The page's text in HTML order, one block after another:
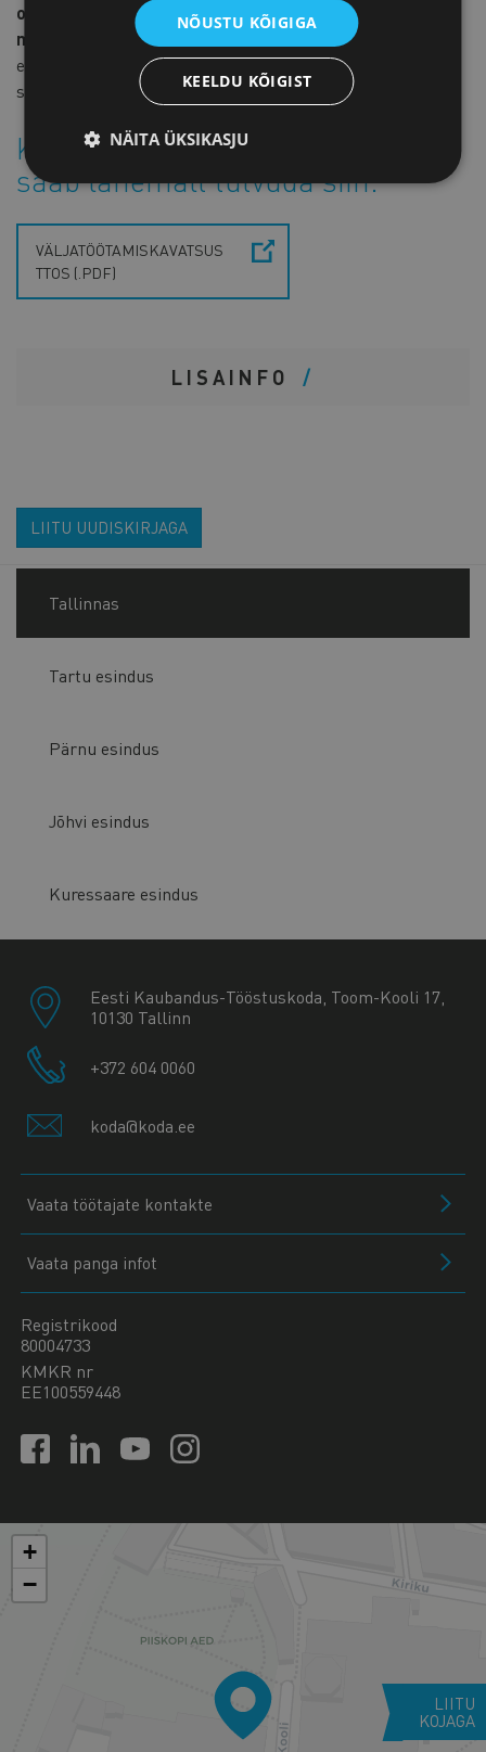
oodatud hiljemalt 6. juuniks e-posti aadressile
marko[at]koda.ee.
Tagasiside põhjal koostame ja
edastame sotsiaalministeeriumile kaubanduskoja
seisukoha.
Kavandatavate muudatustega
saab lähemalt tutvuda siin:
VÄLJATÖÖTAMISKAVATSUS
TTOS (.PDF)
LISAINFO
LIITU UUDISKIRJAGA
Tallinnas
Tartu esindus
Pärnu esindus
Jõhvi esindus
Kuressaare esindus
Eesti Kaubandus-Tööstuskoda, Toom-Kooli 17,
10130 Tallinn
+372 604 0060
koda@koda.ee
Vaata töötajate kontakte
Vaata panga infot
Registrikood
80004733
KMKR nr
EE100559448
+
−
LIITU
KOJAGA
NÕUSTU KÕIGIGA
KEELDU KÕIGIST
NÄITA ÜKSIKASJU